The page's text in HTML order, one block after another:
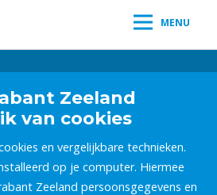
MENU
Zeeland
van cookies
en vergelijkbare technieken.
op je computer. Hiermee
Zeeland persoonsgegevens en